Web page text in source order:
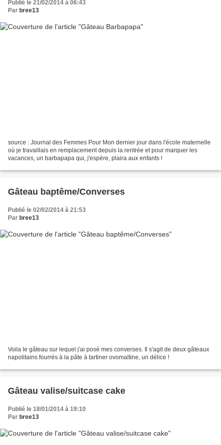
Publié le 21/02/2014 à 06:43
Par bree13
source : Journal des Femmes Pour Mon dernier jour dans l'école maternelle
où je travaillais en remplacement depuis la rentrée et pour marquer les
vacances, un barbapapa qui, j'espère, plaira aux enfants !
Gâteau baptême/Converses
Publié le 02/02/2014 à 21:53
Par bree13
Voila le gâteau sur lequel j'ai posé mes converses. Il s'agit de deux gâteaux
napolitains fourrés à la pâte à tartiner ovomaltine, un délice !
Gâteau valise/suitcase cake
Publié le 18/01/2014 à 19:10
Par bree13